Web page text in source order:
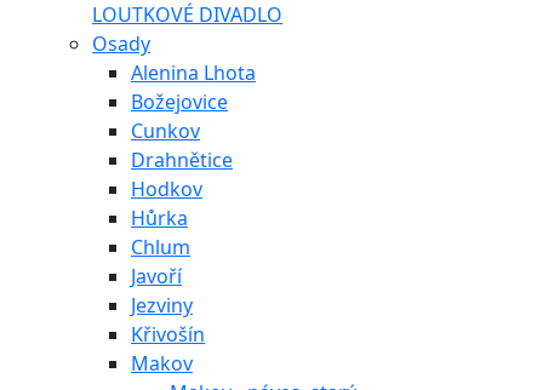
LOUTKOVÉ DIVADLO
Osady
Alenina Lhota
Božejovice
Cunkov
Drahnětice
Hodkov
Hůrka
Chlum
Javoří
Jezviny
Křivošín
Makov